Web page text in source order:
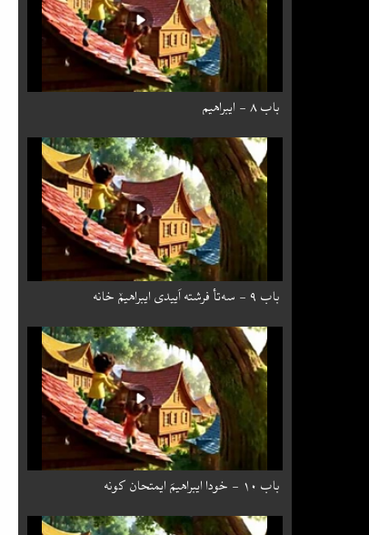
باب ۸ - ایبراهیم
باب ۹ - سه‌تأ فرشته اَییدی ایبراهیمٚ خانه
باب ۱۰ - خودا ایبراهیمَ ایمتحان کونه